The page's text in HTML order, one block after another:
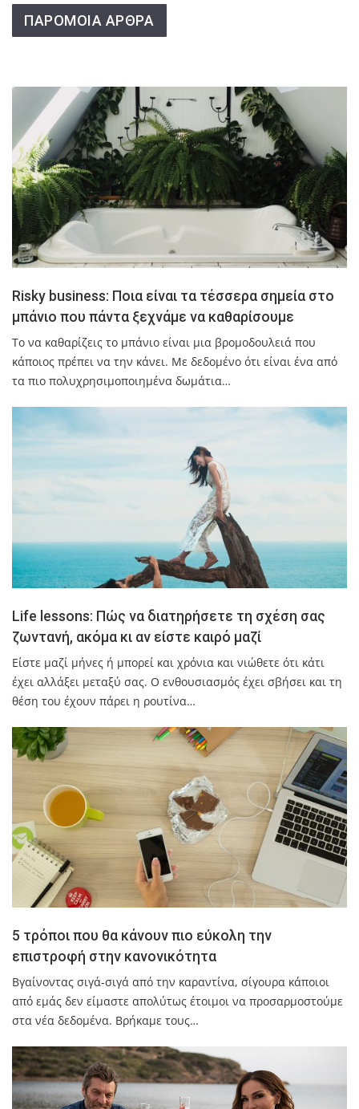
ΠΑΡΟΜΟΙΑ ΑΡΘΡΑ
Risky business: Ποια είναι τα τέσσερα σημεία στο
μπάνιο που πάντα ξεχνάμε να καθαρίσουμε
Το να καθαρίζεις το μπάνιο είναι μια βρομοδουλειά που
κάποιος πρέπει να την κάνει. Με δεδομένο ότι είναι ένα από
τα πιο πολυχρησιμοποιημένα δωμάτια…
Life lessons: Πώς να διατηρήσετε τη σχέση σας
ζωντανή, ακόμα κι αν είστε καιρό μαζί
Είστε μαζί μήνες ή μπορεί και χρόνια και νιώθετε ότι κάτι
έχει αλλάξει μεταξύ σας. Ο ενθουσιασμός έχει σβήσει και τη
θέση του έχουν πάρει η ρουτίνα…
5 τρόποι που θα κάνουν πιο εύκολη την
επιστροφή στην κανονικότητα
Βγαίνοντας σιγά-σιγά από την καραντίνα, σίγουρα κάποιοι
από εμάς δεν είμαστε απολύτως έτοιμοι να προσαρμοστούμε
στα νέα δεδομένα. Βρήκαμε τους…